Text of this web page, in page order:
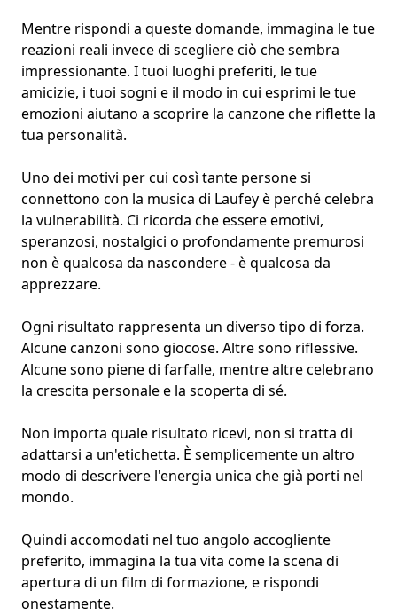
Mentre rispondi a queste domande, immagina le tue
reazioni reali invece di scegliere ciò che sembra
impressionante. I tuoi luoghi preferiti, le tue
amicizie, i tuoi sogni e il modo in cui esprimi le tue
emozioni aiutano a scoprire la canzone che riflette la
tua personalità.
Uno dei motivi per cui così tante persone si
connettono con la musica di Laufey è perché celebra
la vulnerabilità. Ci ricorda che essere emotivi,
speranzosi, nostalgici o profondamente premurosi
non è qualcosa da nascondere - è qualcosa da
apprezzare.
Ogni risultato rappresenta un diverso tipo di forza.
Alcune canzoni sono giocose. Altre sono riflessive.
Alcune sono piene di farfalle, mentre altre celebrano
la crescita personale e la scoperta di sé.
Non importa quale risultato ricevi, non si tratta di
adattarsi a un'etichetta. È semplicemente un altro
modo di descrivere l'energia unica che già porti nel
mondo.
Quindi accomodati nel tuo angolo accogliente
preferito, immagina la tua vita come la scena di
apertura di un film di formazione, e rispondi
onestamente.